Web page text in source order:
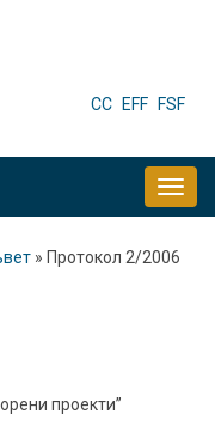
HEADER
CC EFF FSF
Протокол 2/2006
проекти”